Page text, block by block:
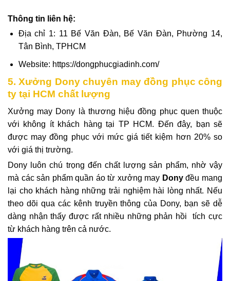
Thông tin liên hệ:
Địa chỉ 1: 11 Bế Văn Đàn, Bế Văn Đàn, Phường 14,
Tân Bình, TPHCM
Website: https://dongphucgiadinh.com/
5. Xưởng Dony chuyên may đồng phục công
ty tại HCM chất lượng
Xưởng may Dony là thương hiệu đồng phục quen thuộc
với không ít khách hàng tại TP HCM. Đến đây, bạn sẽ
được may đồng phục với mức giá tiết kiệm hơn 20% so
với giá thị trường.
Dony luôn chú trọng đến chất lượng sản phẩm, nhờ vậy
mà các sản phẩm quần áo từ xưởng may Donyđều mang
lại cho khách hàng những trải nghiệm hài lòng nhất. Nếu
theo dõi qua các kênh truyền thông của Dony, bạn sẽ dễ
dàng nhận thấy được rất nhiều những phản hồi tích cực
từ khách hàng trên cả nước.